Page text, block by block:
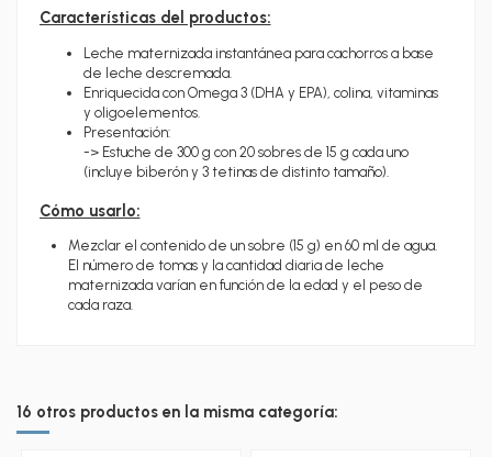
Características del productos:
Leche maternizada instantánea para cachorros a base
de leche descremada.
Enriquecida con Omega 3 (DHA y EPA), colina, vitaminas
y oligoelementos.
Presentación:
-> Estuche de 300 g con 20 sobres de 15 g cada uno
(incluye biberón y 3 tetinas de distinto tamaño).
Cómo usarlo:
Mezclar el contenido de un sobre (15 g) en 60 ml de agua.
El número de tomas y la cantidad diaria de leche
maternizada varían en función de la edad y el peso de
cada raza.
16 otros productos en la misma categoría: